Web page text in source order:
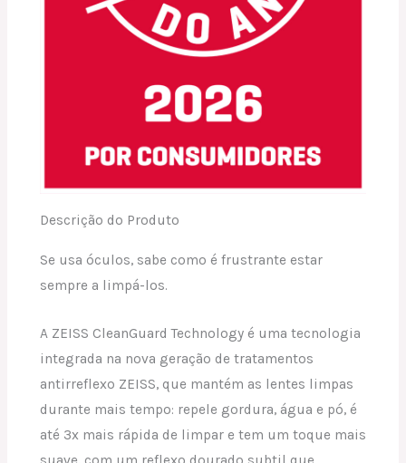
Descrição do Produto
Se usa óculos, sabe como é frustrante estar
sempre a limpá-los.
A ZEISS CleanGuard Technology é uma tecnologia
integrada na nova geração de tratamentos
antirreflexo ZEISS, que mantém as lentes limpas
durante mais tempo: repele gordura, água e pó, é
até 3x mais rápida de limpar e tem um toque mais